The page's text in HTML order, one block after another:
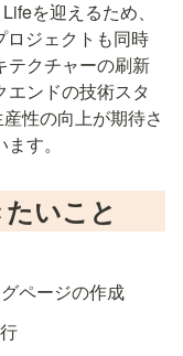
を迎えるため、
ロジェクトも同時
テクチャーの刷新
エンドの技術スタ
性の向上が期待さ
す。
いこと
ページの作成